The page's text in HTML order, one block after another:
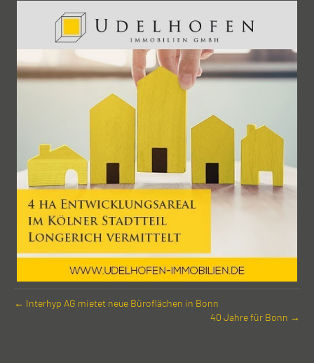
← Interhyp AG mietet neue Büro­flächen in Bonn
40 Jahre für Bonn →